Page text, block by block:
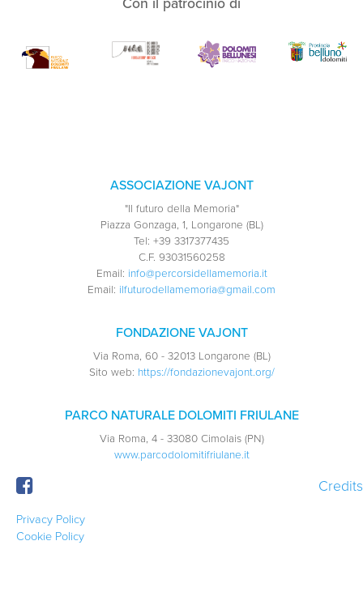
ASSOCIAZIONE VAJONT
"Il futuro della Memoria"
Piazza Gonzaga, 1, Longarone (BL)
Tel: +39 3317377435
C.F. 93031560258
Email: info@percorsidellamemoria.it
Email: ilfuturodellamemoria@gmail.com
FONDAZIONE VAJONT
Via Roma, 60 - 32013 Longarone (BL)
Sito web: https://fondazionevajont.org/
PARCO NATURALE DOLOMITI FRIULANE
Via Roma, 4 - 33080 Cimolais (PN)
www.parcodolomitifriulane.it
Privacy Policy
Cookie Policy
Credits